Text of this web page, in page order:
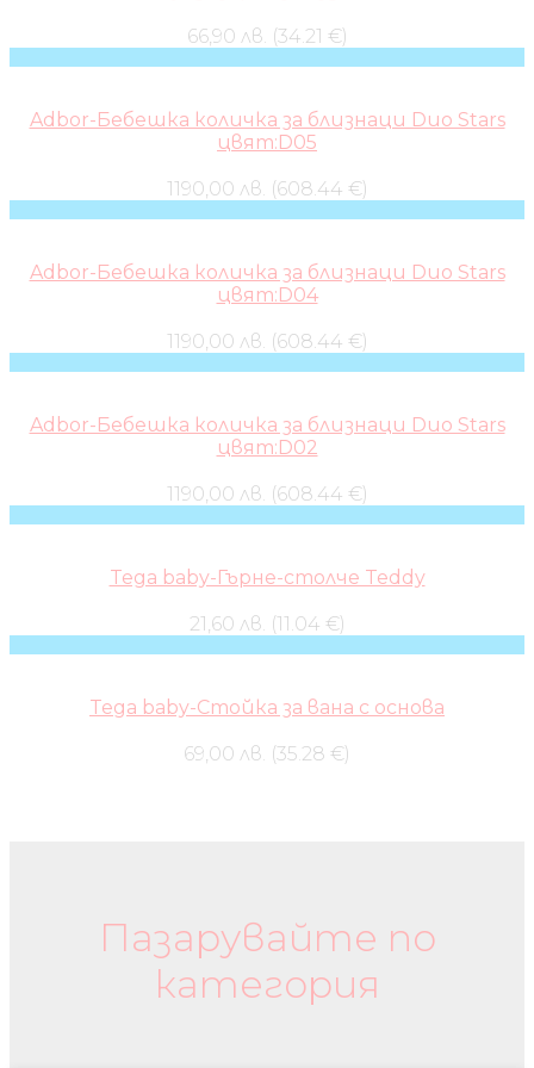
66,90 лв. (34.21 €)
Adbor-Бебешка количка за близнаци Duo Stars
цвят:D05
1190,00 лв. (608.44 €)
Adbor-Бебешка количка за близнаци Duo Stars
цвят:D04
1190,00 лв. (608.44 €)
Adbor-Бебешка количка за близнаци Duo Stars
цвят:D02
1190,00 лв. (608.44 €)
Tega baby-Гърне-столче Teddy
21,60 лв. (11.04 €)
Tega baby-Стойка за вана с основа
69,00 лв. (35.28 €)
Пазарувайте по
категория